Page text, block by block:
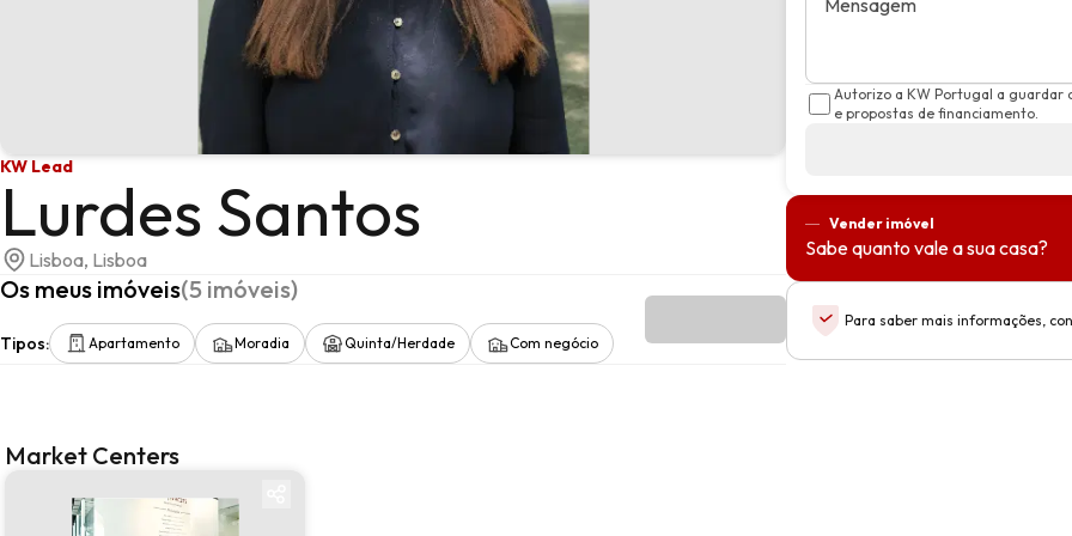
KW Lead
Lurdes Santos
Lisboa, Lisboa
Os meus imóveis(5 imóveis)
Tipos: Apartamento Moradia Quinta/Herdade Com negócio
Market Centers
Mensagem
Autorizo a KW Portugal a guardar
e propostas de financiamento.
Vender imóvel
Sabe quanto vale a sua casa?
Para saber mais informações,